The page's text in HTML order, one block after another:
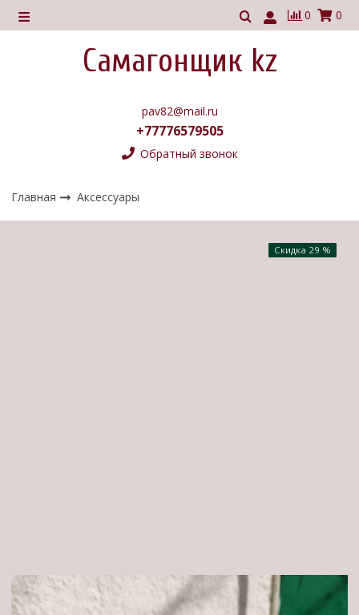
0 0
Самагонщик kz
pav82@mail.ru
+77776579505
Обратный звонок
Главная Аксессуары
Скидка 29 %